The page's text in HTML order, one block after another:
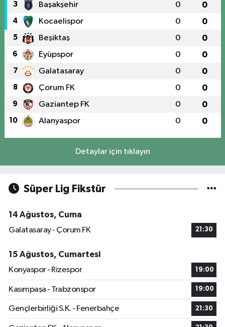
3 Başakşehir 0 0
4 Kocaelispor 0 0
5 Beşiktaş 0 0
6 Eyüpspor 0 0
7 Galatasaray 0 0
8 Çorum FK 0 0
9 Gaziantep FK 0 0
10 Alanyaspor 0 0
Detaylar için tıklayın
Süper Lig Fikstür
14 Ağustos, Cuma
Galatasaray - Çorum FK
21:30
15 Ağustos, Cumartesi
Konyaspor - Rizespor
19:00
Kasımpaşa - Trabzonspor 19:00
Gençlerbirliği S.K. - Fenerbahçe 21:30